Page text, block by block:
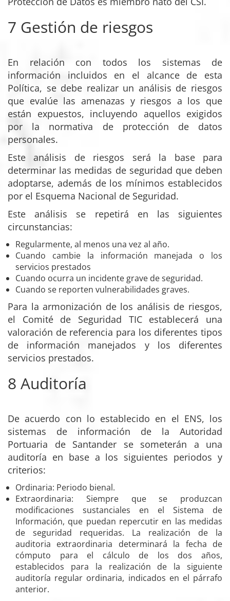
7 Gestión de riesgos
En relación con todos los sistemas de
información incluidos en el alcance de esta
Política, se debe realizar un análisis de riesgos
que evalúe las amenazas y riesgos a los que
están expuestos, incluyendo aquellos exigidos
por la normativa de protección de datos
personales.
Este análisis de riesgos será la base para
determinar las medidas de seguridad que deben
adoptarse, además de los mínimos establecidos
por el Esquema Nacional de Seguridad.
Este análisis se repetirá en las siguientes
circunstancias:
Regularmente, al menos una vez al año.
Cuando cambie la información manejada o los
servicios prestados
Cuando ocurra un incidente grave de seguridad.
Cuando se reporten vulnerabilidades graves.
Para la armonización de los análisis de riesgos,
el Comité de Seguridad TIC establecerá una
valoración de referencia para los diferentes tipos
de información manejados y los diferentes
servicios prestados.
8 Auditoría
De acuerdo con lo establecido en el ENS, los
sistemas de información de la Autoridad
Portuaria de Santander se someterán a una
auditoría en base a los siguientes periodos y
criterios:
Ordinaria: Periodo bienal.
Extraordinaria: Siempre que se produzcan
modificaciones sustanciales en el Sistema de
Información, que puedan repercutir en las medidas
de seguridad requeridas. La realización de la
auditoria extraordinaria determinará la fecha de
cómputo para el cálculo de los dos años,
establecidos para la realización de la siguiente
auditoría regular ordinaria, indicados en el párrafo
anterior.